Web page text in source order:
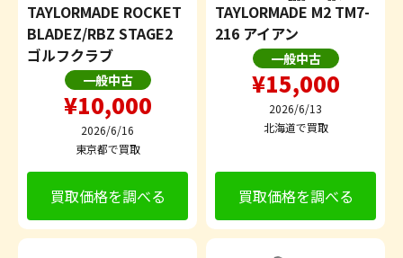
TAYLORMADE ROCKET
BLADEZ/RBZ STAGE2
ゴルフクラブ
一般中古
¥10,000
2026/6/16
東京都で買取
買取価格を調べる
TAYLORMADE M2 TM7-
216 アイアン
一般中古
¥15,000
2026/6/13
北海道で買取
買取価格を調べる